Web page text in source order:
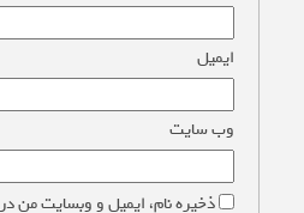
ایمیل
وب‌ سایت
ذخیره نام، ایمیل و وبسایت من